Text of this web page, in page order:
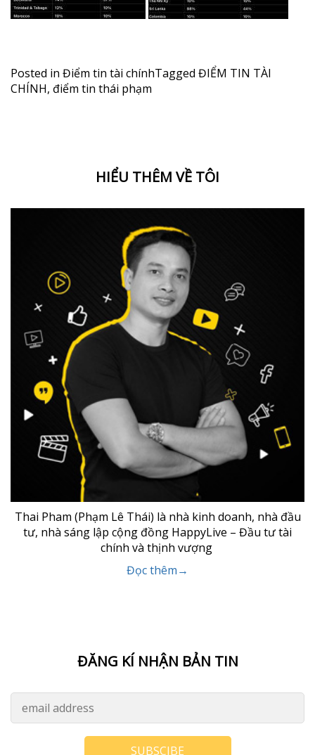
Posted in Điểm tin tài chínhTagged ĐIỂM TIN TÀI
CHÍNH, điểm tin thái phạm
HIỂU THÊM VỀ TÔI
Thai Pham (Phạm Lê Thái) là nhà kinh doanh, nhà đầu
tư, nhà sáng lập cộng đồng HappyLive – Đầu tư tài
chính và thịnh vượng
Đọc thêm→
ĐĂNG KÍ NHẬN BẢN TIN
SUBSCIBE